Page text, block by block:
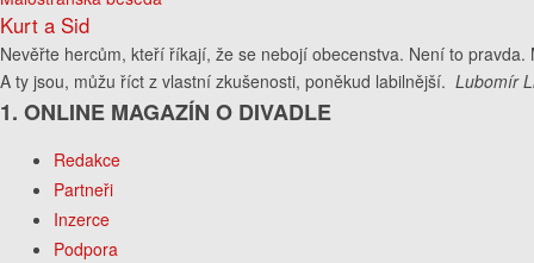
Kurt a Sid
Nevěřte hercům, kteří říkají, že se nebojí obecenstva. Není to
A ty jsou, můžu říct z vlastní zkušenosti, poněkud labilnější. Lubomír
1. ONLINE MAGAZÍN O DIVADLE
Redakce
Partneři
Inzerce
Podpora